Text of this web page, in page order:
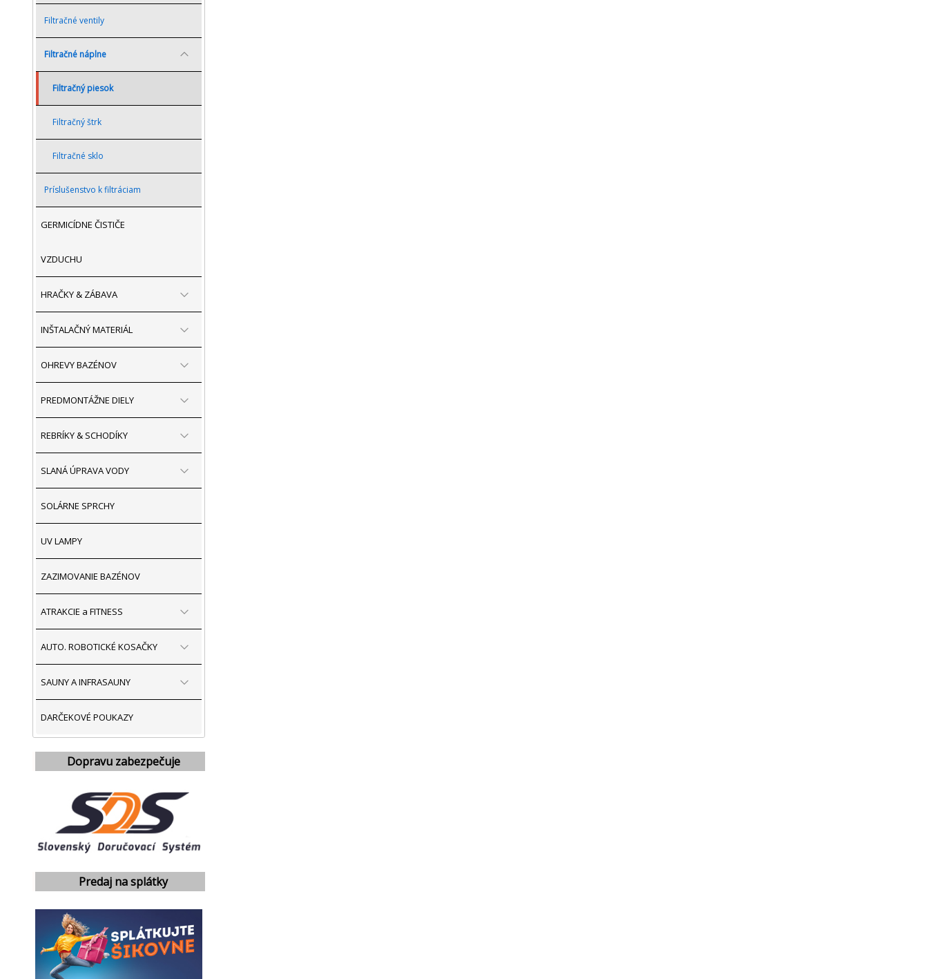
Filtračné ventily
Filtračné náplne
Filtračný piesok
Filtračný štrk
Filtračné sklo
Príslušenstvo k filtráciam
GERMICÍDNE ČISTIČE
VZDUCHU
HRAČKY & ZÁBAVA
INŠTALAČNÝ MATERIÁL
OHREVY BAZÉNOV
PREDMONTÁŽNE DIELY
REBRÍKY & SCHODÍKY
SLANÁ ÚPRAVA VODY
SOLÁRNE SPRCHY
UV LAMPY
ZAZIMOVANIE BAZÉNOV
ATRAKCIE a FITNESS
AUTO. ROBOTICKÉ KOSAČKY
SAUNY A INFRASAUNY
DARČEKOVÉ POUKAZY
Dopravu zabezpečuje
Predaj na splátky